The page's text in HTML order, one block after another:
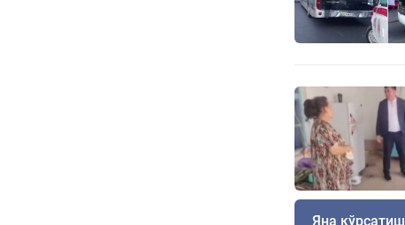
Яна кўрсатиш